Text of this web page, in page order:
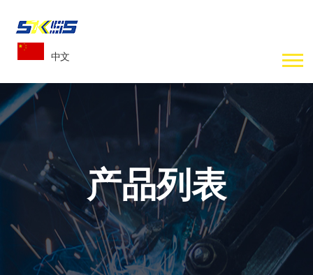
中文
产品列表